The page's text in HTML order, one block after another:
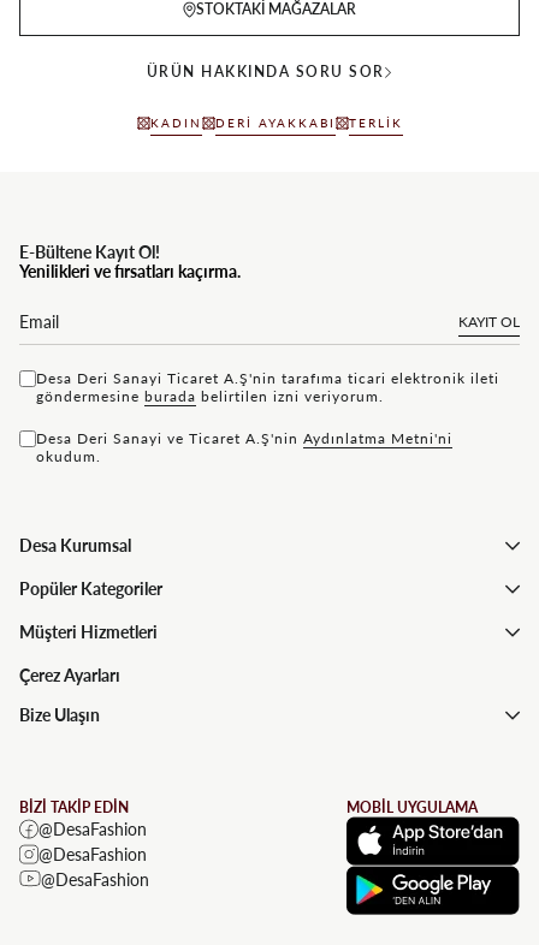
STOKTAKI MAĞAZALAR
ÜRÜN HAKKINDA SORU SOR
KADIN DERI AYAKKABI TERLIK
E-Bültene Kayıt Ol!
Yenilikleri ve fırsatları kaçırma.
KAYIT OL
Desa Deri Sanayi Ticaret A.Ş'nin tarafıma ticari elektronik ileti
göndermesine bu rada belirtilen izni veriyorum.
Desa Deri Sanayi ve Ticaret A.Ş'nin Aydınlatma Metni'ni
okudum.
Desa Kurumsal
Popüler Kategoriler
Müşteri Hizmetleri
Çerez Ayarları
Bize Ulaşın
BİZİ TAKİP EDİN
@DesaFashion
@DesaFashion
@DesaFashion
MOBİL UYGULAMA